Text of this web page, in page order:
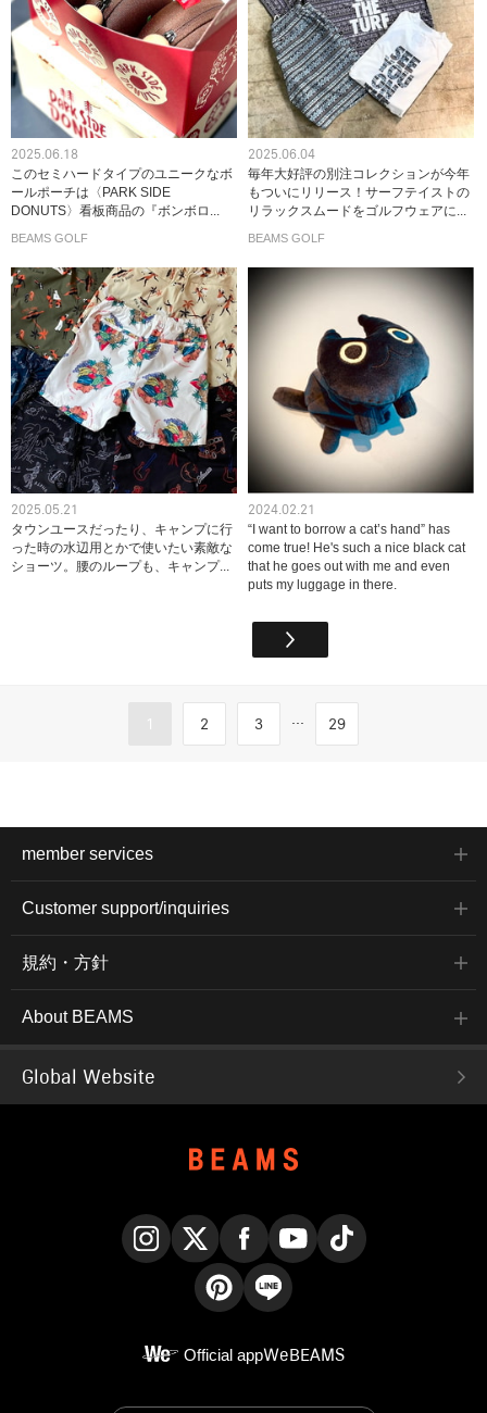
2025.06.18
このセミハードタイプのユニークなボ
ールポーチは〈PARK SIDE
DONUTS〉看板商品の『ボンボロ...
BEAMS GOLF
2025.06.04
毎年大好評の別注コレクションが今年
もついにリリース！サーフテイストの
リラックスムードをゴルフウェアに...
BEAMS GOLF
2025.05.21
タウンユースだったり、キャンプに行
った時の水辺用とかで使いたい素敵な
ショーツ。腰のループも、キャンプ...
2024.02.21
“I want to borrow a cat’s hand” has
come true! He's such a nice black cat
that he goes out with me and even
puts my luggage in there.
1 2 3 ... 29
member services
Customer support/inquiries
規約・方針
About BEAMS
Global Website
Official appWeBEAMS